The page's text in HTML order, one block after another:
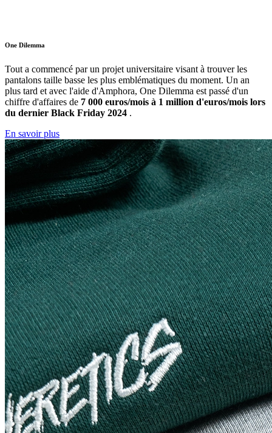
One Dilemma
Tout a commencé par un projet universitaire visant à trouver les
pantalons taille basse les plus emblématiques du moment. Un an
plus tard et avec l'aide d'Amphora, One Dilemma est passé d'un
chiffre d'affaires de 7 000 euros/mois à 1 million d'euros/mois lors
du dernier Black Friday 2024 .
En savoir plus